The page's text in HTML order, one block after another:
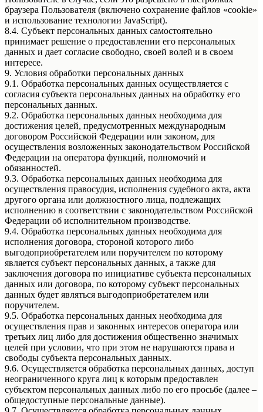
браузера Пользователя (включено сохранение файлов «cookie»
и использование технологии JavaScript).
8.4. Субъект персональных данных самостоятельно
принимает решение о предоставлении его персональных
данных и дает согласие свободно, своей волей и в своем
интересе.
9. Условия обработки персональных данных
9.1. Обработка персональных данных осуществляется с
согласия субъекта персональных данных на обработку его
персональных данных.
9.2. Обработка персональных данных необходима для
достижения целей, предусмотренных международным
договором Российской Федерации или законом, для
осуществления возложенных законодательством Российской
Федерации на оператора функций, полномочий и
обязанностей.
9.3. Обработка персональных данных необходима для
осуществления правосудия, исполнения судебного акта, акта
другого органа или должностного лица, подлежащих
исполнению в соответствии с законодательством Российской
Федерации об исполнительном производстве.
9.4. Обработка персональных данных необходима для
исполнения договора, стороной которого либо
выгодоприобретателем или поручителем по которому
является субъект персональных данных, а также для
заключения договора по инициативе субъекта персональных
данных или договора, по которому субъект персональных
данных будет являться выгодоприобретателем или
поручителем.
9.5. Обработка персональных данных необходима для
осуществления прав и законных интересов оператора или
третьих лиц либо для достижения общественно значимых
целей при условии, что при этом не нарушаются права и
свободы субъекта персональных данных.
9.6. Осуществляется обработка персональных данных, доступ
неограниченного круга лиц к которым предоставлен
субъектом персональных данных либо по его просьбе (далее –
общедоступные персональные данные).